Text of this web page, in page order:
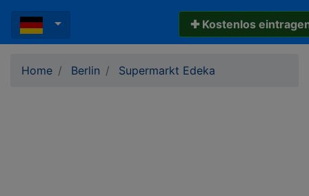
✚ Kostenlos
Home Berlin Supermarkt Edeka